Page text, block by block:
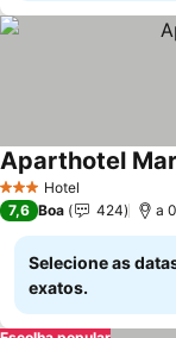
3 EstrelasHotel
Aparthotel
7,6 Boa 424 a
Selecione as
exatos.